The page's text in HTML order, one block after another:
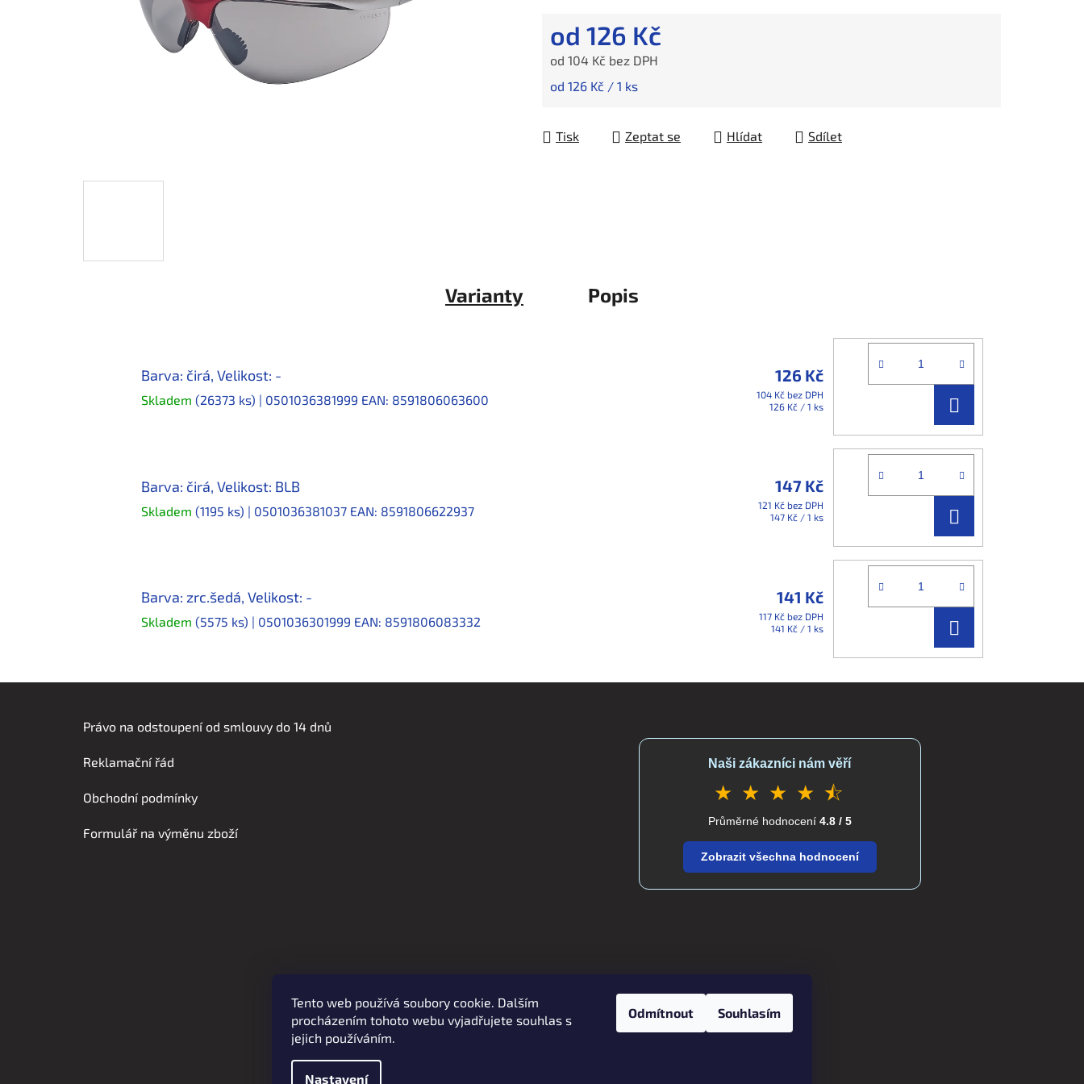
Tento web používá soubory cookie. Dalším
procházením tohoto webu vyjadřujete souhlas s
jejich používáním.
Nastavení
Odmítnout Souhlasím
od 126 Kč
od 104 Kč bez DPH
Měrná cena:
od 126 Kč / 1 ks
Tisk Zeptat se Hlídat Sdílet
Varianty Popis
Barva: čirá, Velikost: -
Skladem (26373 ks) | 0501036381999 EAN: 8591806063600
126 Kč
104 Kč bez DPH
Měrná
126 Kč / 1 ks
KOŠÍKU
Barva: čirá, Velikost: BLB
Skladem (1195 ks) | 0501036381037 EAN: 8591806622937
147 Kč
121 Kč bez DPH
Měrná
147 Kč / 1 ks
KOŠÍKU
Barva: zrc.šedá, Velikost: -
Skladem (5575 ks) | 0501036301999 EAN: 8591806083332
141 Kč
117 Kč bez DPH
Měrná
141 Kč / 1 ks
KOŠÍKU
Právo na odstoupení od smlouvy do 14 dnů
Reklamační řád
Obchodní podmínky
Formulář na výměnu zboží
Naši zákazníci nám věří
★ ★ ★ ★ ⯪
Průměrné hodnocení 4.8 / 5
Zobrazit všechna hodnocení
Zboží.cz Heureka.cz verdatex.cz